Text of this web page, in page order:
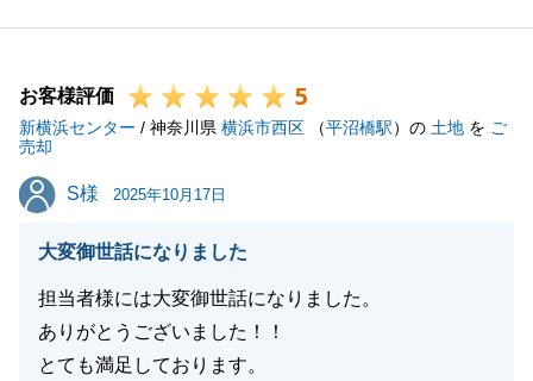
お客様評価 5
新横浜センター / 神奈川県 横浜市西区 （平沼橋駅）の 土地 を ご
売却
S様
S様 2025年10月17日
大変御世話になりました
担当者様には大変御世話になりました。
ありがとうございました！！
とても満足しております。